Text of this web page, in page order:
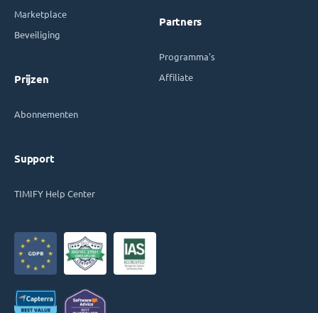
Marketplace
Beveiliging
Prijzen
Abonnementen
Support
TIMIFY Help Center
Partners
Programma's
Affiliate